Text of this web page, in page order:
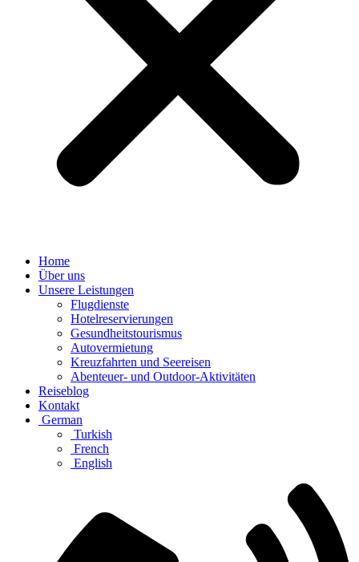
Home
Über uns
Unsere Leistungen
Flugdienste
Hotelreservierungen
Gesundheitstourismus
Autovermietung
Kreuzfahrten und Seereisen
Abenteuer- und Outdoor-Aktivitäten
Reiseblog
Kontakt
German
Turkish
French
English